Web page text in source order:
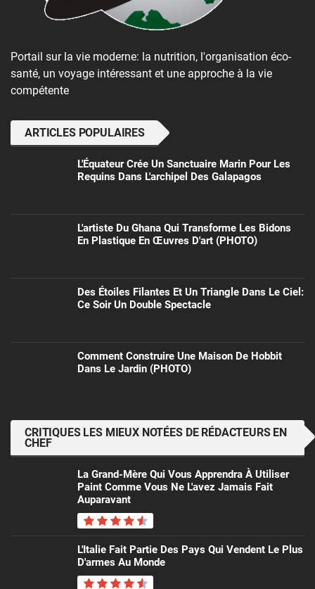
Portail sur la vie moderne: la nutrition, l'organisation éco-
santé, un voyage intéressant et une approche à la vie
compétente
ARTICLES POPULAIRES
L'Équateur Crée Un Sanctuaire Marin Pour Les
Requins Dans L'archipel Des Galapagos
L'artiste Du Ghana Qui Transforme Les Bidons
En Plastique En Œuvres D'art (PHOTO)
Des Étoiles Filantes Et Un Triangle Dans Le Ciel:
Ce Soir Un Double Spectacle
Comment Construire Une Maison De Hobbit
Dans Le Jardin (PHOTO)
CRITIQUES LES MIEUX NOTÉES DE RÉDACTEURS EN
CHEF
La Grand-Mère Qui Vous Apprendra À Utiliser
Paint Comme Vous Ne L'avez Jamais Fait
Auparavant
L'Italie Fait Partie Des Pays Qui Vendent Le Plus
D'armes Au Monde